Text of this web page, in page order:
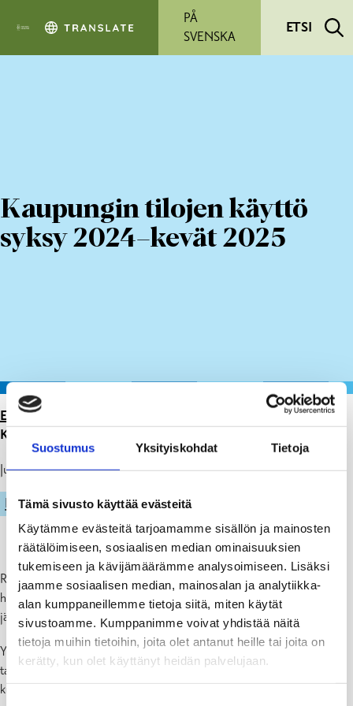
Suostumus Yksityiskohdat Tietoja
Tämä sivusto käyttää evästeitä
Käytämme evästeitä tarjoamamme sisällön ja mainosten
räätälöimiseen, sosiaalisen median ominaisuuksien
tukemiseen ja kävijämäärämme analysoimiseen. Lisäksi
jaamme sosiaalisen median, mainosalan ja analytiikka-
alan kumppaneillemme tietoja siitä, miten käytät
sivustoamme. Kumppanimme voivat yhdistää näitä
tietoja muihin tietoihin, joita olet antanut heille tai joita on
kerätty, kun olet käyttänyt heidän palvelujaan.
PÅ
SVENSKA
ETSI
Kaupungin tilojen käyttö
syksy 2024–kevät 2025
ETUSIVU
KAUPUNGIN TILOJEN
KÄYTTÖ SYKSY 2024–KEVÄT 2025
Julkaistu: 15.04.24
LIIKUNTA
Rekisteröidyt yhdistykset, joiden kotipaikka on Raasepori ja jotka
haluavat käyttää kaupungille kuuluvia tiloja toimintoihinsa, voivat
jättää kirjallisen hakemuksen.
Yhdistykset, jotka haluavat vuokrata tilaa suuren, kertaluontoisen
tapahtuman järjestämiseen, on mieluiten jätettävä hakemus kuusi
kuukautta ennen tapahtuman alkua.